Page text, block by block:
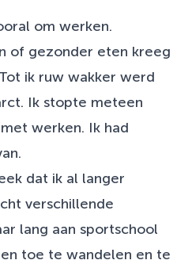
om werken.
of gezonder eten kreeg
ik ruw wakker werd
Ik stopte meteen
werken. Ik had
dat ik al langer
verschillende
lang aan sportschool
toe te wandelen en te